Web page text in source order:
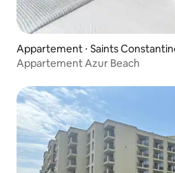
Appartement ⋅ Saints
Appartement Azur Beach